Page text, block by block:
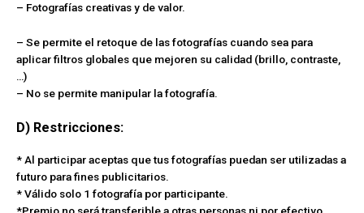
– Fotografías creativas y de valor.
– Se permite el retoque de las fotografías cuando sea para
aplicar filtros globales que mejoren su calidad (brillo, contraste,
…)
– No se permite manipular la fotografía.
D) Restricciones:
* Al participar aceptas que tus fotografías puedan ser utilizadas a
futuro para fines publicitarios.
* Válido solo 1 fotografía por participante.